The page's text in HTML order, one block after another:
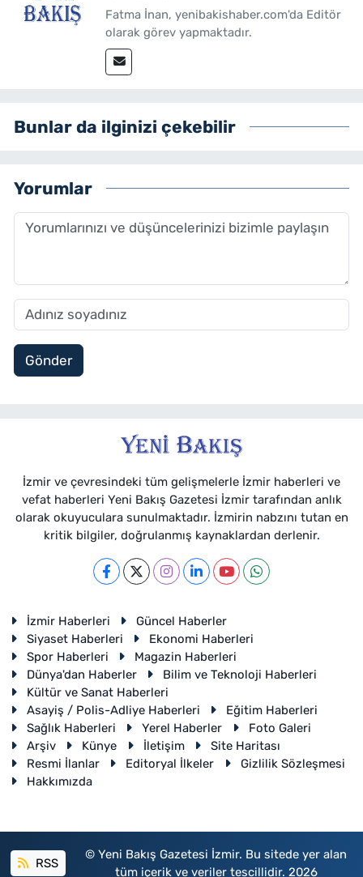
Fatma İnan, yenibakishaber.com'da Editör
olarak görev yapmaktadır.
Bunlar da ilginizi çekebilir
Yorumlar
Gönder
İzmir ve çevresindeki tüm gelişmelerle İzmir haberleri ve
vefat haberleri Yeni Bakış Gazetesi İzmir tarafından anlık
olarak okuyuculara sunulmaktadır. İzmirin nabzını tutan en
kritik bilgiler, doğrulanmış kaynaklardan derlenir.
İzmir Haberleri
Güncel Haberler
Siyaset Haberleri
Ekonomi Haberleri
Spor Haberleri
Magazin Haberleri
Dünya'dan Haberler
Bilim ve Teknoloji Haberleri
Kültür ve Sanat Haberleri
Asayiş / Polis-Adliye Haberleri
Eğitim Haberleri
Sağlık Haberleri
Yerel Haberler
Foto Galeri
Arşiv
Künye İletişim
Site Haritası
Resmi İlanlar
Editoryal İlkeler
Gizlilik Sözleşmesi
Hakkımızda
RSS
© Yeni Bakış Gazetesi İzmir. Bu sitede yer alan
tüm içerik ve veriler tescillidir. 2026